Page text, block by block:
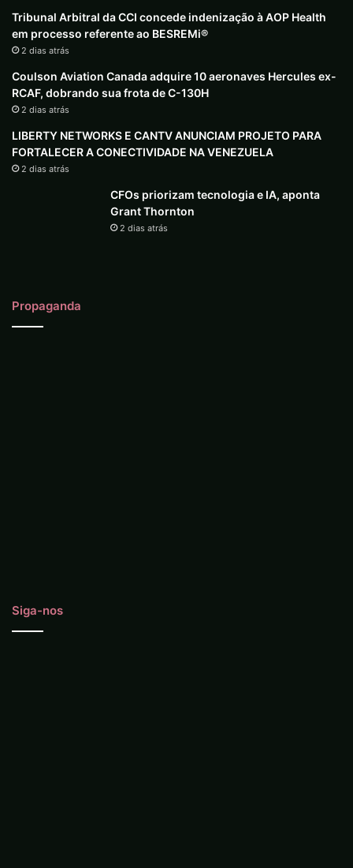
Tribunal Arbitral da CCI concede indenização à AOP Health
em processo referente ao BESREMi®
2 dias atrás
Coulson Aviation Canada adquire 10 aeronaves Hercules ex-
RCAF, dobrando sua frota de C-130H
2 dias atrás
LIBERTY NETWORKS E CANTV ANUNCIAM PROJETO PARA
FORTALECER A CONECTIVIDADE NA VENEZUELA
2 dias atrás
CFOs priorizam tecnologia e IA, aponta
Grant Thornton
2 dias atrás
Propaganda
Siga-nos